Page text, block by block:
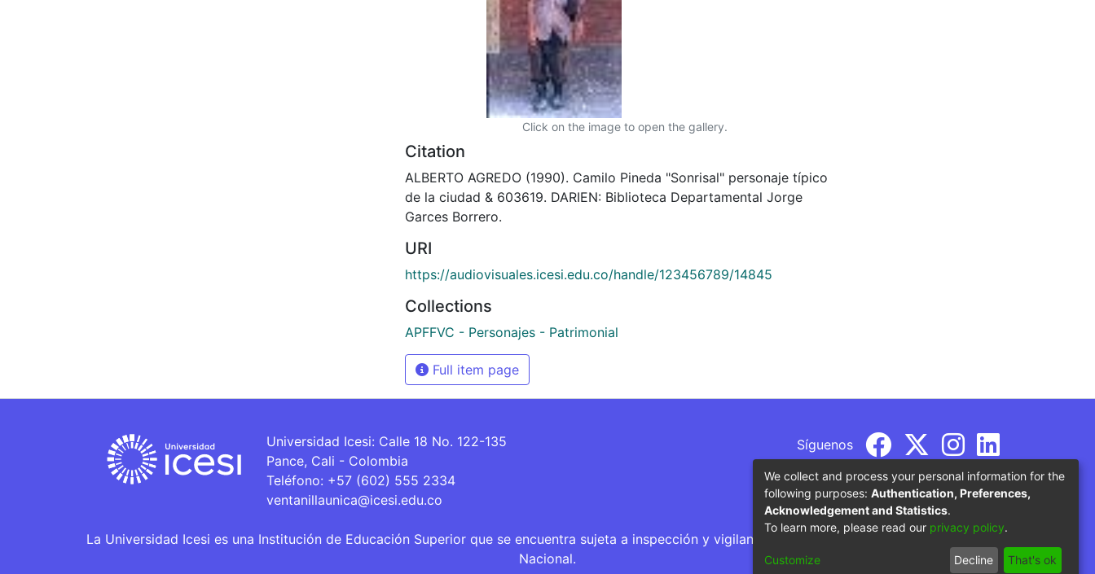
Click on the image to open the gallery.
Citation
ALBERTO AGREDO (1990). Camilo Pineda "Sonrisal" personaje típico
de la ciudad & 603619. DARIEN: Biblioteca Departamental Jorge
Garces Borrero.
URI
https://audiovisuales.icesi.edu.co/handle/123456789/14845
Collections
APFFVC - Personajes - Patrimonial
Full item page
Universidad Icesi: Calle 18 No. 122-135
Pance, Cali - Colombia
Teléfono: +57 (602) 555 2334
ventanillaunica@icesi.edu.co
Síguenos
La Universidad Icesi es una Institución de Educación Superior que se encuentra sujeta a inspección y vigilancia por parte del Ministerio de Educación
Nacional.
We collect and process your personal information for the
following purposes: Authentication, Preferences,
Acknowledgement and Statistics.
To learn more, please read our privacy policy.
Customize Decline That's ok